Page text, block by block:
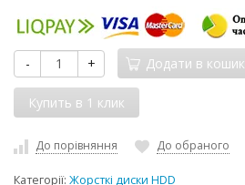
- + Додати в кошик
До порівняння До обраного
Категорії: Жорсткі диски HDD